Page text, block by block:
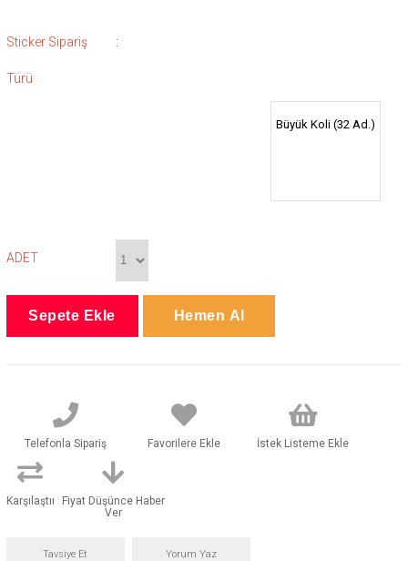
Sticker Sipariş
Türü
:
Büyük Koli (32 Ad.)
ADET
Telefonla Sipariş Favorilere Ekle İstek Listeme Ekle
Karşılaştır
Fiyat Düşünce Haber
Ver
Tavsiye Et Yorum Yaz